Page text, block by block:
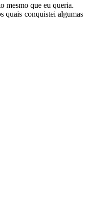
mesmo que eu queria.
quais conquistei algumas